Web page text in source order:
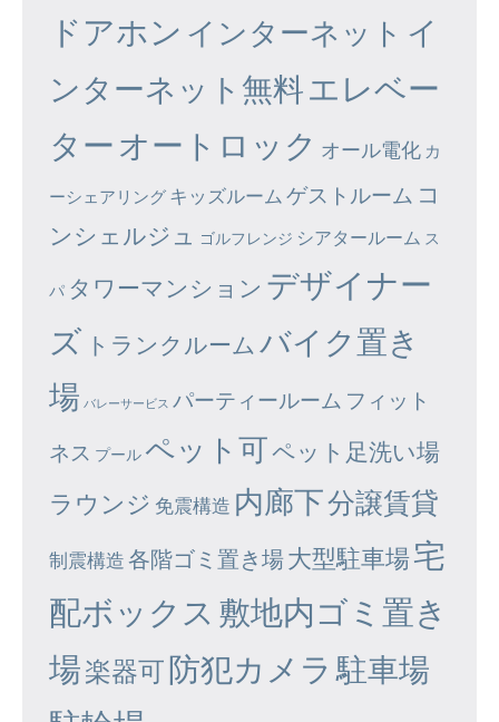
ドアホン インターネット イ
ンターネット無料エレベー
ター オートロック オール電化 カ
ーシェアリング キッズルーム ゲストルーム コ
ンシェルジュ
ゴルフレンジ シアタールーム ス
パ タワーマンション デザイナー
ズ トランクルーム バイク置き
場 バレーサービス パーティールーム フィット
ネス プール ペット可ペット足洗い場
ラウンジ 免震構造 内廊下分譲賃貸
制震構造 各階ゴミ置き場大型駐車場宅
配ボックス 敷地内ゴミ置き
場楽器可防犯カメラ 駐車場